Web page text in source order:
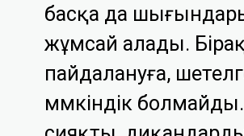
басқа да
жұмсай алады.
пайдалануға,
мүмкіндік